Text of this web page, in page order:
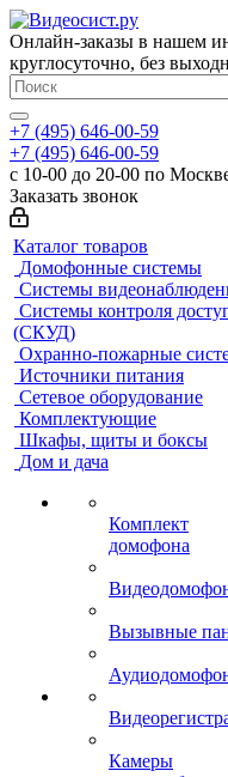
Онлайн-заказы в нашем
круглосуточно, без
+7 (495) 646-00-59
+7 (495) 646-00-59
с 10-00 до 20-00 по
Заказать звонок
Каталог товаров
Домофонные системы
Системы
Системы контроля
(СКУД)
Охранно-пожарные
Источники питания
Сетевое оборудование
Комплектующие
Шкафы, щиты и боксы
Дом и дача
Комплект
домофона
Вызывные
Камеры